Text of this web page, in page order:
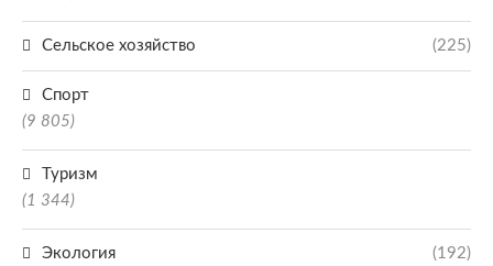
Сельское хозяйство (225)
Спорт
(9 805)
Туризм
(1 344)
Экология (192)